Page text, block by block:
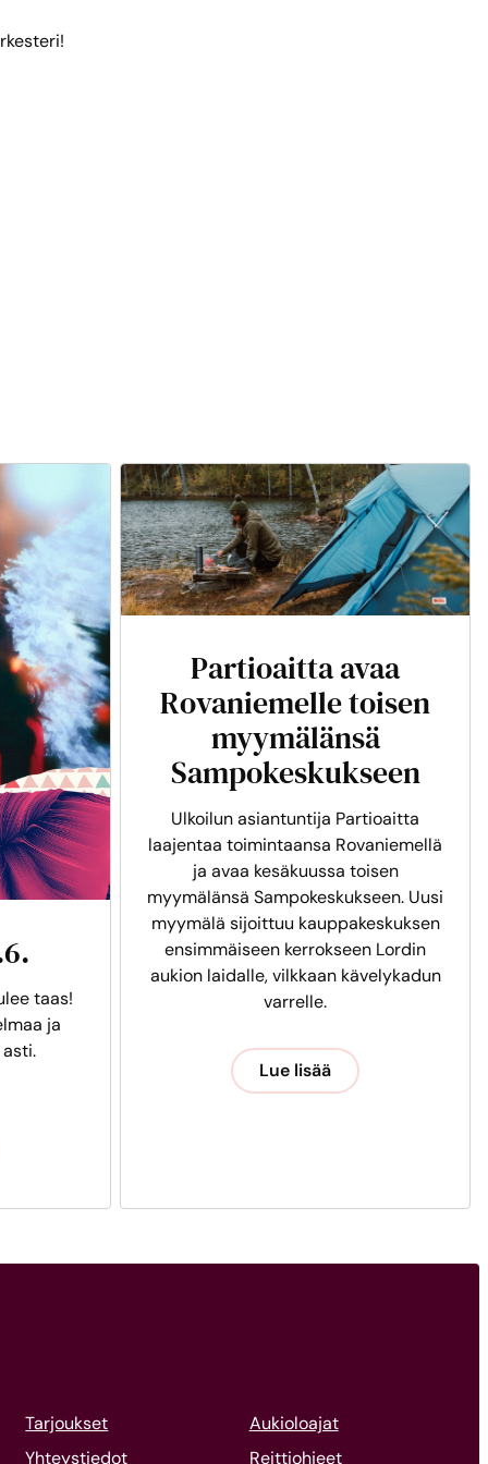
taas!
ja
Partioaitta avaa
Rovaniemelle toisen
myymälänsä
Sampokeskukseen
Ulkoilun asiantuntija Partioaitta
laajentaa toimintaansa Rovaniemellä
ja avaa kesäkuussa toisen
myymälänsä Sampokeskukseen. Uusi
myymälä sijoittuu kauppakeskuksen
ensimmäiseen kerrokseen Lordin
aukion laidalle, vilkkaan kävelykadun
varrelle.
Lue lisää
Tarjoukset
Yhteystiedot
Aukioloajat
Reittiohjeet